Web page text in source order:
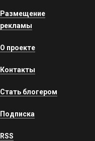
Размещение
рекламы
О проекте
Контакты
Стать блогером
Подписка
RSS